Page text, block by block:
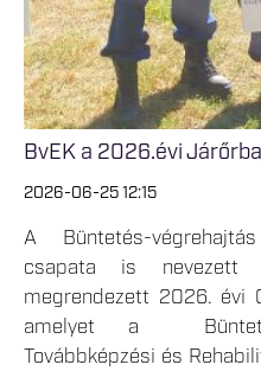
BvEK a 2026.évi
2026-06-25 12:15
A Büntetés-
csapata is
megrendezett 2026. évi
amelyet a
Továbbképzési és